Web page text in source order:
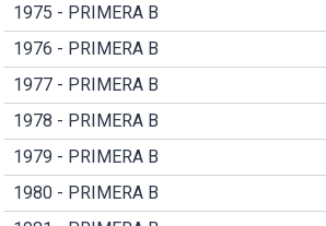
1975 - PRIMERA B
1976 - PRIMERA B
1977 - PRIMERA B
1978 - PRIMERA B
1979 - PRIMERA B
1980 - PRIMERA B